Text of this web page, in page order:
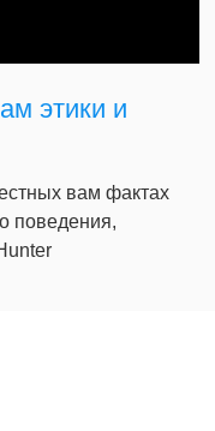
этики и
вам фактах
поведения,